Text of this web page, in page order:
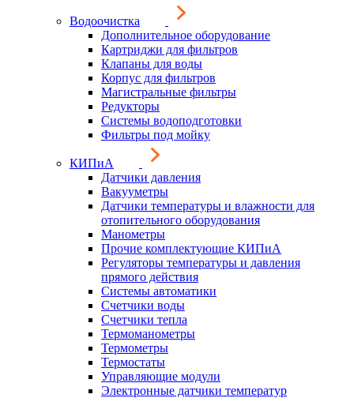
Водоочистка
Дополнительное оборудование
Картриджи для фильтров
Клапаны для воды
Корпус для фильтров
Магистральные фильтры
Редукторы
Системы водоподготовки
Фильтры под мойку
КИПиА
Датчики давления
Вакууметры
Датчики температуры и влажности для
отопительного оборудования
Манометры
Прочие комплектующие КИПиА
Регуляторы температуры и давления
прямого действия
Системы автоматики
Счетчики воды
Счетчики тепла
Термоманометры
Термометры
Термостаты
Управляющие модули
Электронные датчики температур